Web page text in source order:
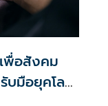
พื่อสังคม